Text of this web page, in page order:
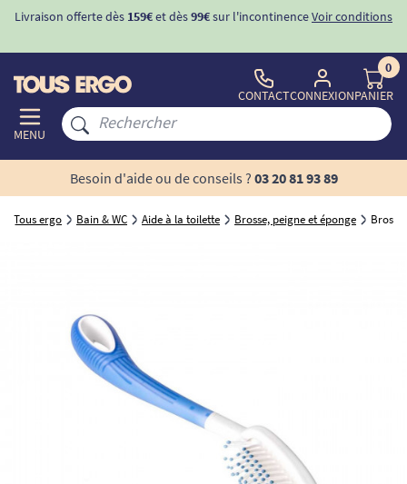
Livraison offerte dès 159€et dès99€sur l'incontinenceVoir conditions
MENU
CONTACTCONNEXION
0
PANIER
Besoin d'aide ou de conseils ? 03 20 81 93 89
Tous ergo Bain & WC Aide à la toilette Brosse, peigne et éponge